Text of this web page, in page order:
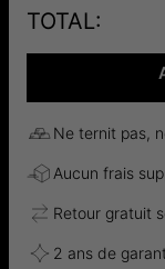
TOTAL:
Ne ternit pas,
Aucun frais
Retour gratuit
2 ans de